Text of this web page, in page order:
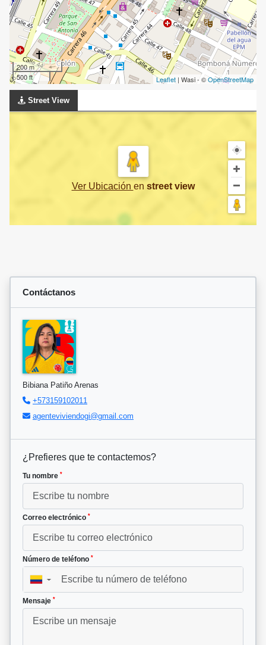
200 m
500 ft
Leaflet | Wasi - ©OpenStreetMap
Street View
Ver Ubicación en street view
Contáctanos
Bibiana Patiño Arenas
+573159102011
agenteviviendogi@gmail.com
¿Prefieres que te contactemos?
Tu nombre *
Correo electrónico *
Número de teléfono *
▼
Mensaje *